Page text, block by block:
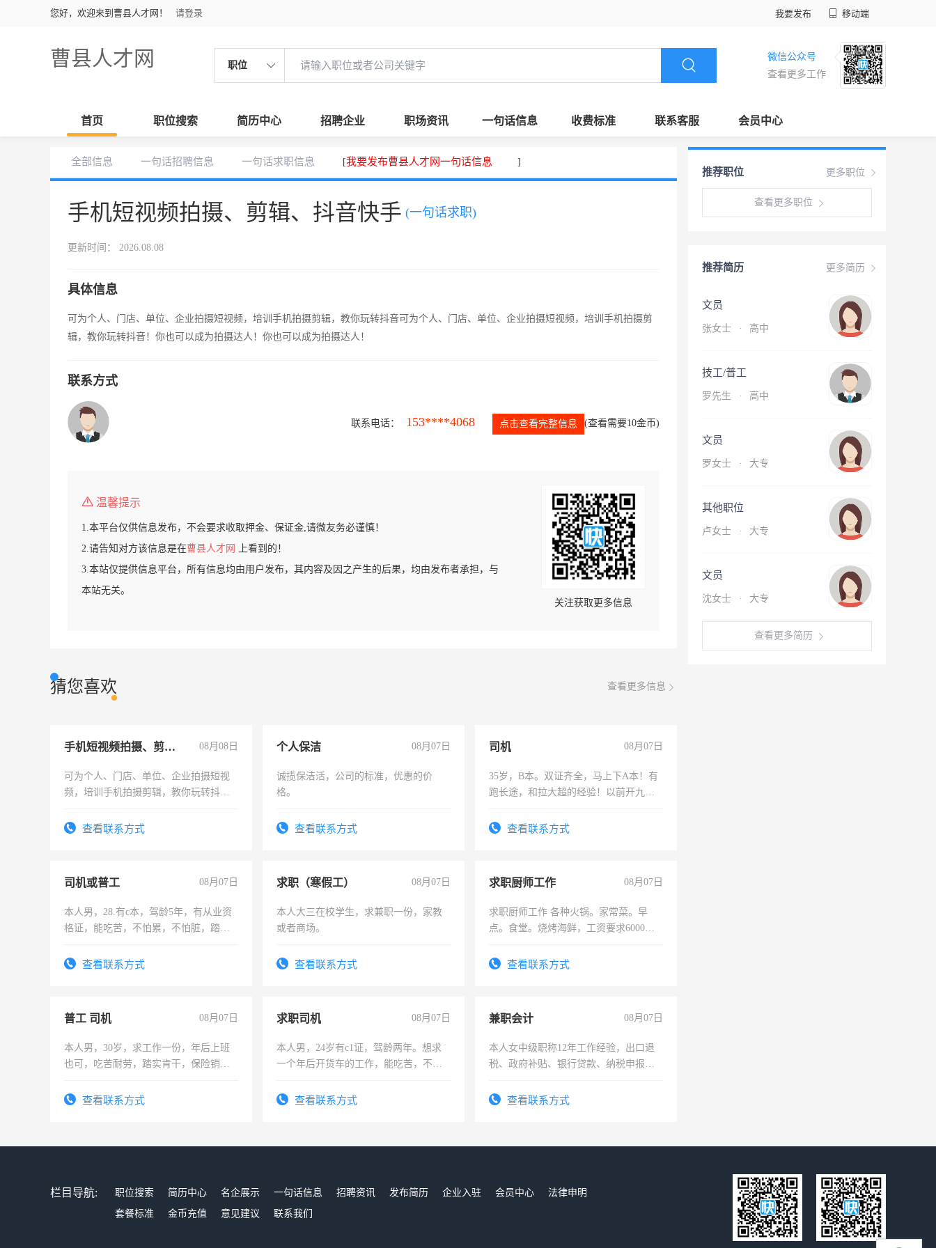
您好，欢迎来到曹县人才网！ 请登录 我要发布 移动端
曹县人才网 职位
微信公众号
查看更多工作
首页 职位搜索 简历中心 招聘企业 职场资讯 一句话信息 收费标准 联系客服 会员中心
全部信息 一句话招聘信息 一句话求职信息 [我要发布曹县人才网一句话信息 ]
手机短视频拍摄、剪辑、抖音快手 (一句话求职)
更新时间： 2026.08.08
具体信息
可为个人、门店、单位、企业拍摄短视频，培训手机拍摄剪辑，教你玩转抖音可为个人、门店、单位、企业拍摄短视频，培训手机拍摄剪
辑，教你玩转抖音！你也可以成为拍摄达人！你也可以成为拍摄达人！
联系方式
联系电话： 153****4068 点击查看完整信息 (查看需要10金币)
温馨提示
1.本平台仅供信息发布，不会要求收取押金、保证金,请微友务必谨慎！
2.请告知对方该信息是在曹县人才网
上看到的！
3.本站仅提供信息平台，所有信息均由用户发布，其内容及因之产生的后果，均由发布者承担，与
本站无关。
关注获取更多信息
猜您喜欢 查看更多信息
手机短视频拍摄、剪辑、抖音快手 08月08日
可为个人、门店、单位、企业拍摄短视
频，培训手机拍摄剪辑，教你玩转抖音
频，培训手机拍摄剪辑，教你玩转抖
查看联系方式
个人保洁 08月07日
诚揽保洁活，公司的标准，优惠的价
格。
查看联系方式
司机 08月07日
35岁，B本。双证齐全，马上下A本！有
跑长途，和拉大超的经验！以前开九米
查看联系方式
司机或普工 08月07日
本人男，28.有c本，驾龄5年，有从业资
格证，能吃苦，不怕累，不怕脏，踏
查看联系方式
求职（寒假工） 08月07日
本人大三在校学生，求兼职一份，家教
或者商场。
查看联系方式
求职厨师工作 08月07日
求职厨师工作 各种火锅。家常菜。早
点。食堂。烧烤海鲜，工资要求6000以
查看联系方式
普工 司机 08月07日
本人男，30岁，求工作一份，年后上班
也可，吃苦耐劳，踏实肯干，保险销售
查看联系方式
求职司机 08月07日
本人男，24岁有c1证，驾龄两年。想求
一个年后开货车的工作，能吃苦，不怕
查看联系方式
兼职会计 08月07日
本人女中级职称12年工作经验，出口退
税、政府补贴、银行贷款、纳税申报、
务，财务咨询等业务。欲求兼职会计工
查看联系方式
更多职位
推荐职位
查看更多职位
更多简历
推荐简历
文员
张女士 · 高中
技工/普工
罗先生 · 高中
文员
罗女士 · 大专
其他职位
卢女士 · 大专
文员
沈女士 · 大专
查看更多简历
栏目导航: 职位搜索 简历中心 名企展示 一句话信息 招聘资讯 发布简历 企业入驻 会员中心
法律申明
套餐标准
金币充值 意见建议 联系我们